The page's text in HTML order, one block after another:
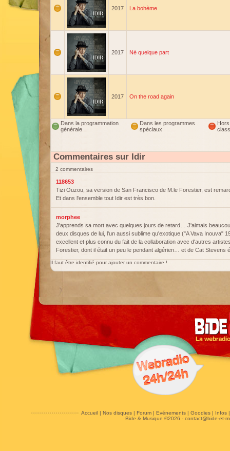
2017 La bohème
2017 Né quelque part
2017 On the road again
Dans la programmation
générale
Dans les programmes
spéciaux
Hors
Commentaires sur Idir
2 commentaires
118653
Tizi Ouzou, sa version de San Francisco de M.le Forestier, est
Et dans l'ensemble tout Idir est très bon.
morphee
J'apprends sa mort avec quelques jours de retard… J'aimais
deux disques de lui, l'un aussi sublime qu'exotique ("A Vava Inouva"
excellent et plus connu du fait de la collaboration avec d'autres
Forestier, dont il était un peu le pendant algérien… et de Cat Stevens
Il faut être identifié pour ajouter un commentaire !
Accueil| Nos disques| Forum| Evénements| Goodies| Infos
Bide & Musique ©2026 - contact@bide-et-